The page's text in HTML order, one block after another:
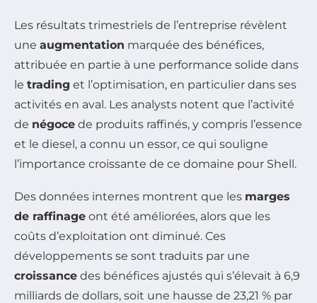
Les résultats trimestriels de l’entreprise révèlent
une augmentation marquée des bénéfices,
attribuée en partie à une performance solide dans
le trading et l’optimisation, en particulier dans ses
activités en aval. Les analysts notent que l’activité
de négoce de produits raffinés, y compris l’essence
et le diesel, a connu un essor, ce qui souligne
l’importance croissante de ce domaine pour Shell.
Des données internes montrent que les marges
de raffinage ont été améliorées, alors que les
coûts d’exploitation ont diminué. Ces
développements se sont traduits par une
croissance des bénéfices ajustés qui s’élevait à 6,9
milliards de dollars, soit une hausse de 23,21 % par